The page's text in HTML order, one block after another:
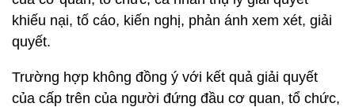
khiếu nại, tố cáo, kiến nghị, phản ánh xem xét, giải
quyết.
Trường hợp không đồng ý với kết quả giải quyết
của cấp trên của người đứng đầu cơ quan, tổ chức,